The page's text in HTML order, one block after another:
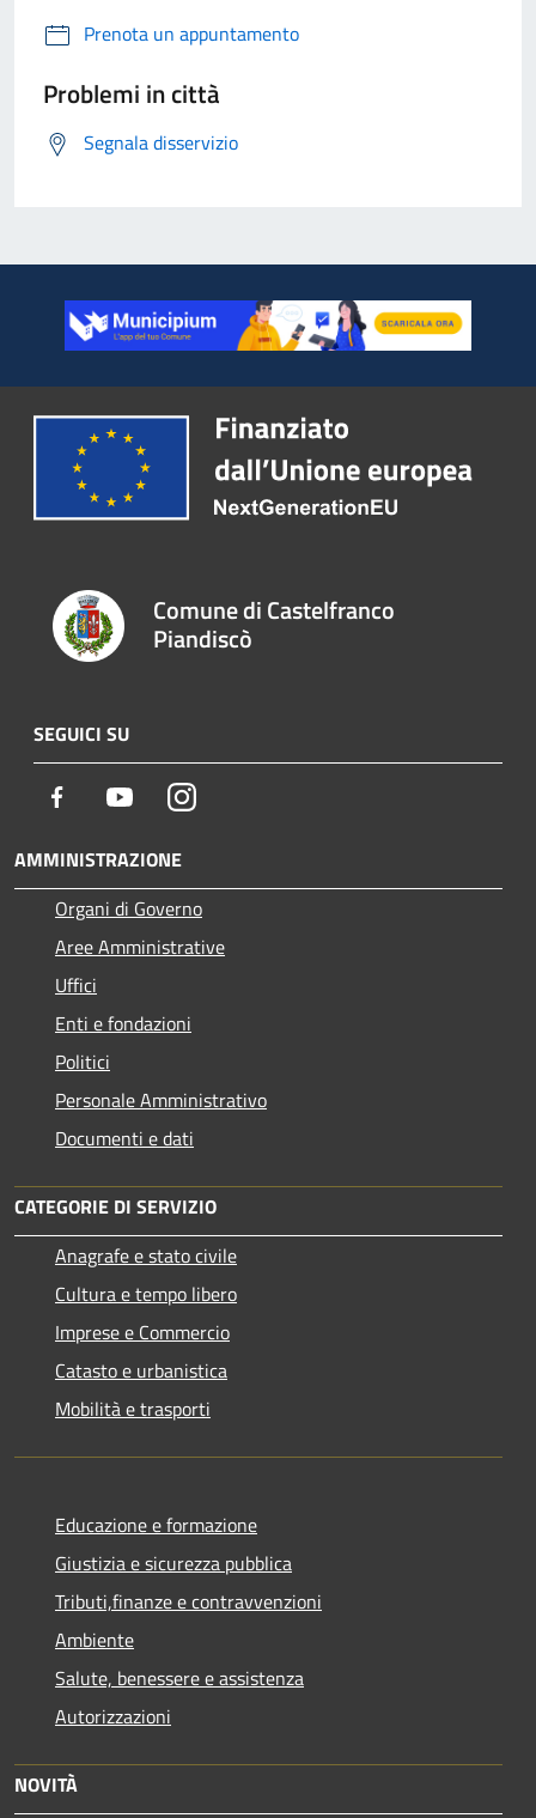
Prenota un appuntamento
Problemi in città
Segnala disservizio
Comune di Castelfranco
Piandiscò
SEGUICI SU
Facebook YoutubeInstagram
AMMINISTRAZIONE
Organi di Governo
Aree Amministrative
Uffici
Enti e fondazioni
Politici
Personale Amministrativo
Documenti e dati
CATEGORIE DI SERVIZIO
Anagrafe e stato civile
Cultura e tempo libero
Imprese e Commercio
Catasto e urbanistica
Mobilità e trasporti
Educazione e formazione
Giustizia e sicurezza pubblica
Tributi,finanze e contravvenzioni
Ambiente
Salute, benessere e assistenza
Autorizzazioni
NOVITÀ